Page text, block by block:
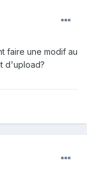
faire une modif au
d'upload?